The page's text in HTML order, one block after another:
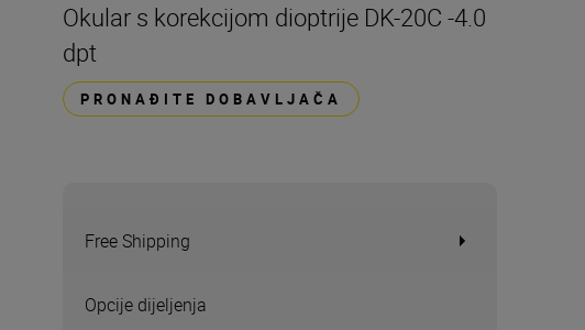
Okular s korekcijom dioptrije DK-20C -4.0
dpt
PRONAĐITE DOBAVLJAČA
Free Shipping
Opcije dijeljenja